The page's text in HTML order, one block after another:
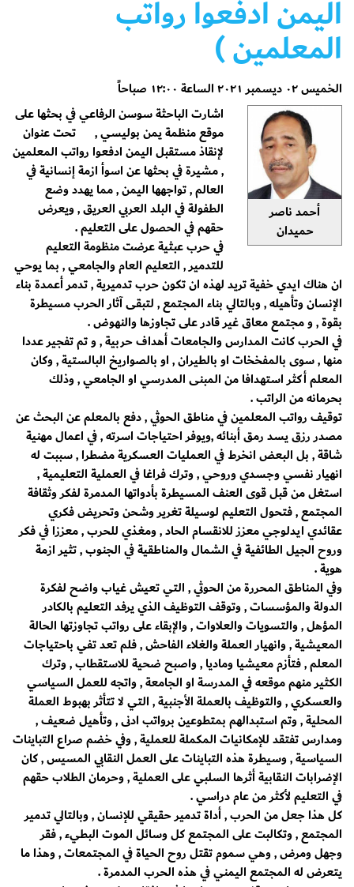
اليمن ادفعوا رواتب
المعلمين )
الخميس ٠٢ ديسمبر ٢٠٢١ الساعة ١٢:٠٠ صباحاً
أحمد ناصر
حميدان
اشارت الباحثة سوسن الرفاعي في بحثها على
موقع منظمة يمن بوليسي , تحت عنوان
لإنقاذ مستقبل اليمن ادفعوا رواتب المعلمين
, مشيرة في بحثها عن اسوأ ازمة إنسانية في
العالم , تواجهها اليمن , مما يهدد وضع
الطفولة في البلد العربي العريق , ويعرض
حقهم في الحصول على التعليم .
في حرب عبثية عرضت منظومة التعليم
للتدمير , التعليم العام والجامعي , بما يوحي
ان هناك ايدي خفية تريد لهذه ان تكون حرب تدميرية , تدمر أعمدة بناء
الإنسان وتأهيله , وبالتالي بناء المجتمع , لتبقى آثار الحرب مسيطرة
بقوة , و مجتمع معاق غير قادر على تجاوزها والنهوض .
في الحرب كانت المدارس والجامعات أهداف حربية , و تم تفجير عددا
منها , سوى بالمفخخات او بالطيران , او بالصواريخ البالستية , وكان
المعلم أكثر استهدافا من المبنى المدرسي او الجامعي , وذلك
بحرمانه من الراتب .
توقيف رواتب المعلمين في مناطق الحوثي , دفع بالمعلم عن البحث عن
مصدر رزق يسد رمق أبنائه ,ويوفر احتياجات اسرته , في اعمال مهنية
شاقة , بل البعض انخرط في العمليات العسكرية مضطرا , سببت له
انهيار نفسي وجسدي وروحي , وترك فراغا في العملية التعليمية ,
استغل من قبل قوى العنف المسيطرة بأدواتها المدمرة لفكر وثقافة
المجتمع , فتحول التعليم لوسيلة تغرير وشحن وتحريض فكري
عقائدي ايدلوجي معزز للانقسام الحاد , ومغذي للحرب , معززا في فكر
وروح الجيل الطائفية في الشمال والمناطقية في الجنوب , تثير ازمة
هوية .
وفي المناطق المحررة من الحوثي , التي تعيش غياب واضح لفكرة
الدولة والمؤسسات , وتوقف التوظيف الذي يرفد التعليم بالكادر
المؤهل , والتسويات والعلاوات , والإبقاء على رواتب تجاوزتها الحالة
المعيشية , وانهيار العملة والغلاء الفاحش , فلم تعد تفي باحتياجات
المعلم , فتأزم معيشيا وماديا , واصبح ضحية للاستقطاب , وترك
الكثير منهم موقعه في المدرسة او الجامعة , واتجه للعمل السياسي
والعسكري , والتوظيف بالعملة الأجنبية , التي لا تتأثر بهبوط العملة
المحلية , وتم استبدالهم بمتطوعين برواتب ادنى , وتأهيل ضعيف ,
ومدارس تفتقد للإمكانيات المكملة للعملية , وفي خضم صراع التباينات
السياسية , وسيطرة هذه التباينات على العمل النقابي المسيس , كان
الإضرابات النقابية أثرها السلبي على العملية , وحرمان الطلاب حقهم
في التعليم لأكثر من عام دراسي .
كل هذا جعل من الحرب , أداة تدمير حقيقي للإنسان , وبالتالي تدمير
المجتمع , وتكالبت على المجتمع كل وسائل الموت البطيء , فقر
وجهل ومرض , وهي سموم تقتل روح الحياة في المجتمعات , وهذا ما
يتعرض له المجتمع اليمني في هذه الحرب المدمرة .